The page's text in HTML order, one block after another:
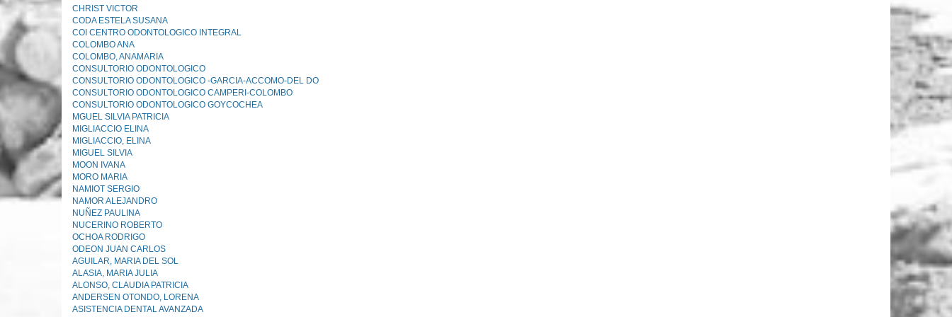
CHRIST VICTOR
CODA ESTELA SUSANA
COI CENTRO ODONTOLOGICO INTEGRAL
COLOMBO ANA
COLOMBO, ANAMARIA
CONSULTORIO ODONTOLOGICO
CONSULTORIO ODONTOLOGICO -GARCIA-ACCOMO-DEL DO
CONSULTORIO ODONTOLOGICO CAMPERI-COLOMBO
CONSULTORIO ODONTOLOGICO GOYCOCHEA
MGUEL SILVIA PATRICIA
MIGLIACCIO ELINA
MIGLIACCIO, ELINA
MIGUEL SILVIA
MOON IVANA
MORO MARIA
NAMIOT SERGIO
NAMOR ALEJANDRO
NUÑEZ PAULINA
NUCERINO ROBERTO
OCHOA RODRIGO
ODEON JUAN CARLOS
AGUILAR, MARIA DEL SOL
ALASIA, MARIA JULIA
ALONSO, CLAUDIA PATRICIA
ANDERSEN OTONDO, LORENA
ASISTENCIA DENTAL AVANZADA